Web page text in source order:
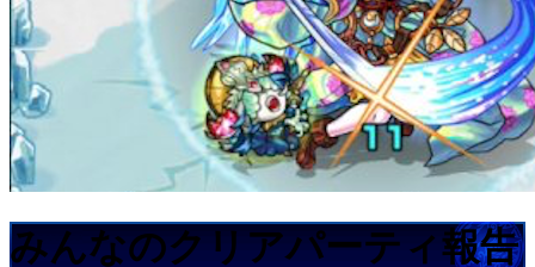
みんなのクリアパーティ報告